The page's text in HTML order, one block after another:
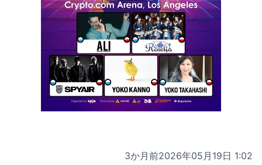
3か月前2026年05月19日 1:02